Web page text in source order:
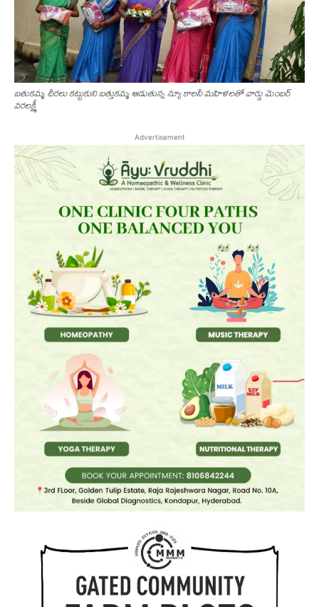
బ‌తుక‌మ్మ చీర‌లు క‌ట్టుకుని బ‌త్తుక‌మ్మ ఆడుతున్న న్యూ కాల‌నీ మ‌హిళ‌ల‌తో వార్డు మెంబ‌ర్
వ‌ర‌ల‌క్ష్మీ
Advertisement